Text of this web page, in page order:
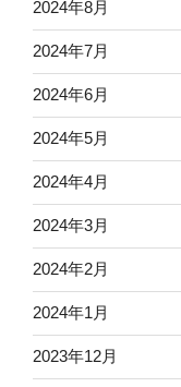
2024年8月
2024年7月
2024年6月
2024年5月
2024年4月
2024年3月
2024年2月
2024年1月
2023年12月